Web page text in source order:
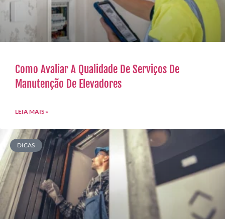
Como Avaliar A Qualidade De Serviços De
Manutenção De Elevadores
LEIA MAIS »
DICAS